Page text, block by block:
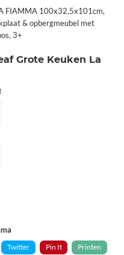
FIAMMA 100x32,5x101cm,
& opbergmeubel met
3+
Grote Keuken La
Twitter Pin It Printen